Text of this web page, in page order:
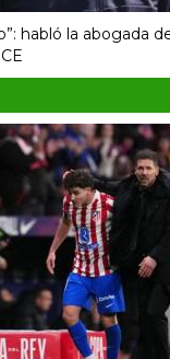
habló la abogada